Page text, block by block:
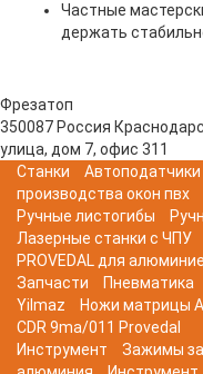
Частные
держать
Фрезатоп
350087 Россия
улица, дом 7, офис 311
Станки
Автоподатчики
производства окон пвх
Ручные листогибы
Лазерные станки с ЧПУ
PROVEDAL для
Запчасти
Пневматика
Yilmaz
Ножи матрицы
CDR 9ma/011 Provedal
Инструмент
Зажимы